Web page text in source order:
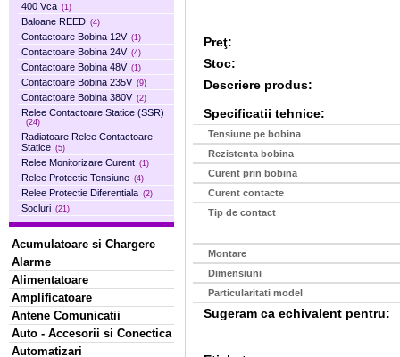
400 Vca (1)
Baloane REED (4)
Contactoare Bobina 12V (1)
Contactoare Bobina 24V (4)
Contactoare Bobina 48V (1)
Contactoare Bobina 235V (9)
Contactoare Bobina 380V (2)
Relee Contactoare Statice (SSR)
(24)
Radiatoare Relee Contactoare
Statice (5)
Relee Monitorizare Curent (1)
Relee Protectie Tensiune (4)
Relee Protectie Diferentiala (2)
Socluri (21)
Acumulatoare si Chargere
Alarme
Alimentatoare
Amplificatoare
Antene Comunicatii
Auto - Accesorii si Conectica
Automatizari
Preţ:
Stoc:
Descriere produs:
Specificatii tehnice:
Tensiune pe bobina
Rezistenta bobina
Curent prin bobina
Curent contacte
Tip de contact
Montare
Dimensiuni
Particularitati model
Sugeram ca echivalent pentru: